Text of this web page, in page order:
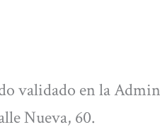
validado en la
Nueva, 60.